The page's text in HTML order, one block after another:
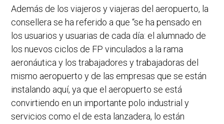
Además de los viajeros y viajeras del aeropuerto, la
consellera se ha referido a que “se ha pensado en
los usuarios y usuarias de cada día: el alumnado de
los nuevos ciclos de FP vinculados a la rama
aeronáutica y los trabajadores y trabajadoras del
mismo aeropuerto y de las empresas que se están
instalando aquí, ya que el aeropuerto se está
convirtiendo en un importante polo industrial y
servicios como el de esta lanzadera, lo están